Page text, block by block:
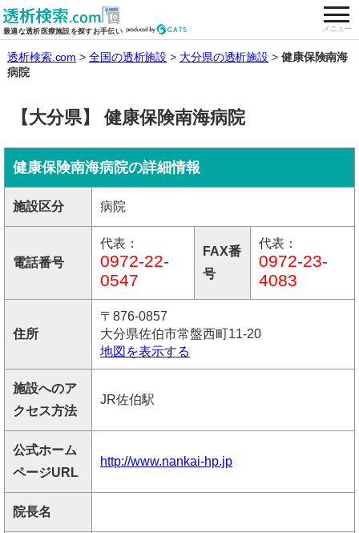
最適な透析医療施設を探すお手伝い メニュー
全国の透析施設を検索する
透析検索.com 全国の透析施設 大分県の透析施設
健康保険南海
病院
【大分県】 健康保険南海病院
健康保険南海病院の詳細情報
施設区分 病院
電話番号
代表：
0972-22-
0547
FAX番
号
代表：
0972-23-
4083
住所
〒876-0857
大分県佐伯市常盤西町11-20
地図を表示する
施設へのア
クセス方法
JR佐伯駅
公式ホーム
ページURL
http://www.nankai-hp.jp
院長名